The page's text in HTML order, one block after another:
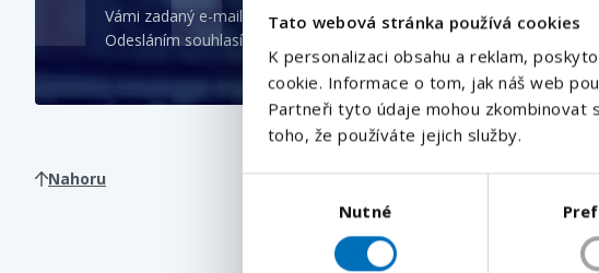
Tato webová stránka používá cookies
K personalizaci obsahu a reklam,
cookie. Informace o tom, jak náš web
Partneři tyto údaje mohou zkombinovat
toho, že používáte jejich služby.
Nutné
Vámi zadaný e-mail bude použit pro zasílání podobných pracovních
Odesláním souhlasíte se
zpracováním osobních údajů
Nahoru